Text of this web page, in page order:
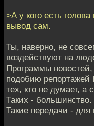
>А у кого есть
вывод сам.
Ты, наверно, не
воздействуют на
Программы
подобию репортажей
тех, кто не думает, а
Таких - большинство.
Такие передачи - для